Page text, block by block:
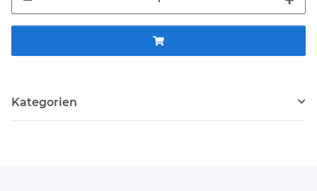
Kategorien